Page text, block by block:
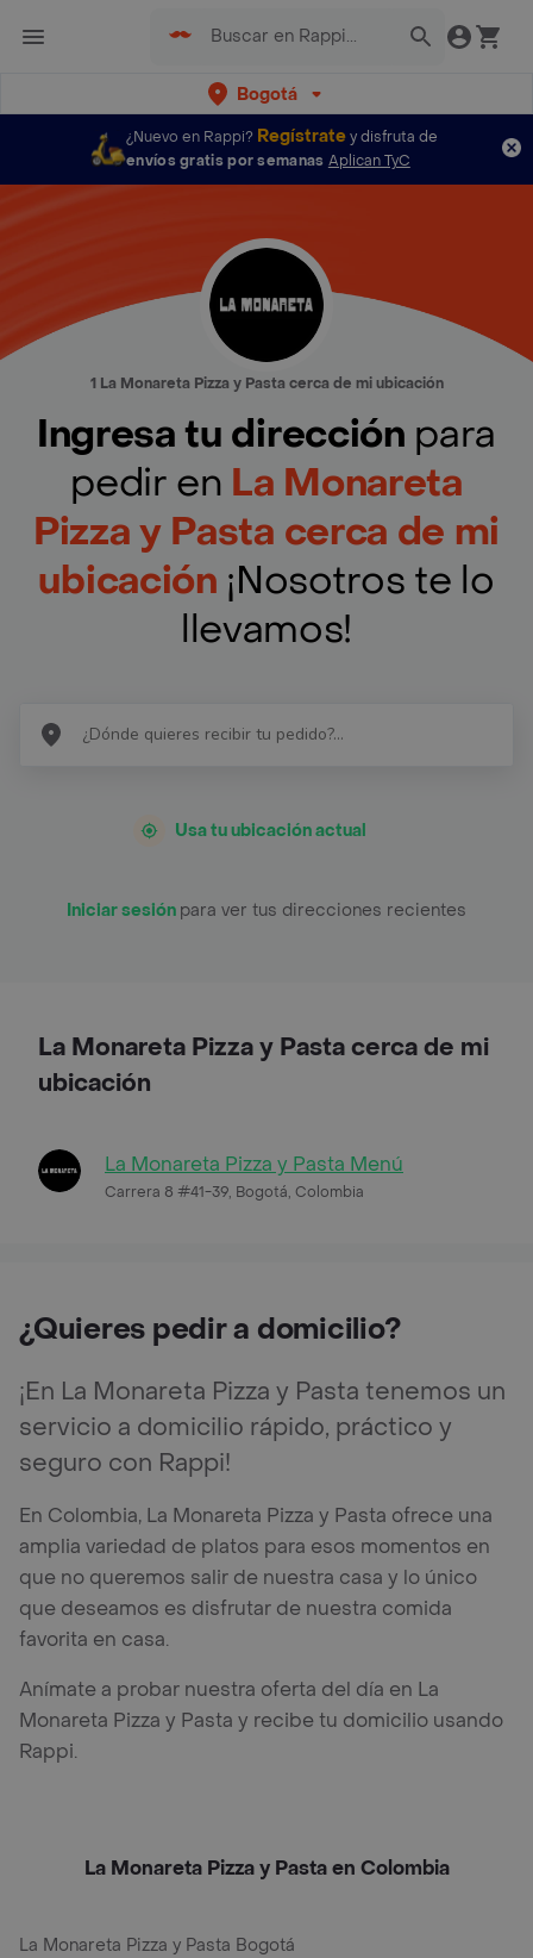
Bogotá
¿Nuevo en Rappi? Regístratey disfruta de
envíos gratis por semanas Aplican TyC
1 La Monareta Pizza y Pasta cerca de mi ubicación
Ingresa tu dirección para
pedir en La Monareta
Pizza y Pasta cerca de mi
ubicación ¡Nosotros te lo
llevamos!
Usa tu ubicación actual
Iniciar sesión para ver tus direcciones recientes
La Monareta Pizza y Pasta cerca de mi
ubicación
La Monareta Pizza y Pasta Menú
Carrera 8 #41-39, Bogotá, Colombia
¿Quieres pedir a domicilio?
¡En La Monareta Pizza y Pasta tenemos un
servicio a domicilio rápido, práctico y
seguro con Rappi!
En Colombia, La Monareta Pizza y Pasta ofrece una
amplia variedad de platos para esos momentos en
que no queremos salir de nuestra casa y lo único
que deseamos es disfrutar de nuestra comida
favorita en casa.
Anímate a probar nuestra oferta del día en La
Monareta Pizza y Pasta y recibe tu domicilio usando
Rappi.
La Monareta Pizza y Pasta en Colombia
La Monareta Pizza y Pasta Bogotá